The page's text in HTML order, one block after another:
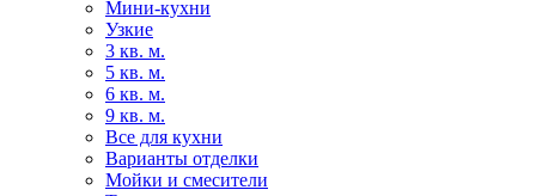
Мини-кухни
Узкие
3 кв. м.
5 кв. м.
6 кв. м.
9 кв. м.
Все для кухни
Варианты отделки
Мойки и смесители